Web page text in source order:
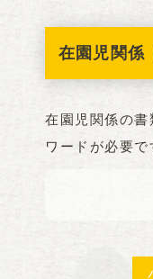
在園児関係
在園児関係の書
ワードが必要で